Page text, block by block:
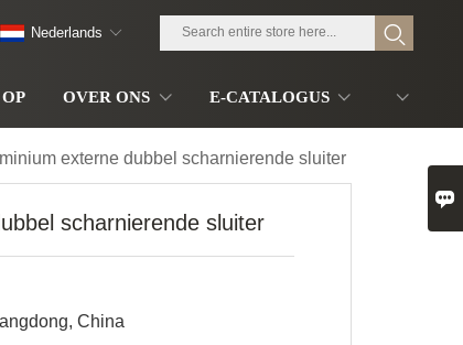
OVER ONS E-CATALOGUS
Nederlands
externe dubbel scharnierende sluiter
scharnierende sluiter
China
